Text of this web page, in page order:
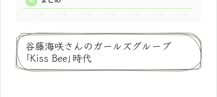
谷藤海咲さんのガールズグループ
｢Kiss Bee｣時代